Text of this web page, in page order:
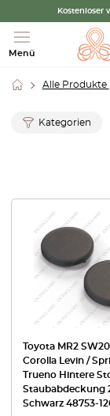
Kostenloser
Menü
Alle Produkte
Kategorien
Toyota MR2
Corolla Levin /
Trueno Hintere
Staubabdeckung
Schwarz 48753-